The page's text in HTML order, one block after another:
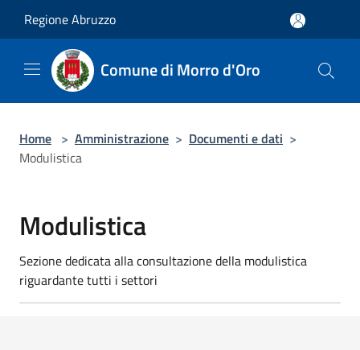
Regione Abruzzo
Comune di Morro d'Oro
Home > Amministrazione > Documenti e dati >
Modulistica
Modulistica
Sezione dedicata alla consultazione della modulistica
riguardante tutti i settori